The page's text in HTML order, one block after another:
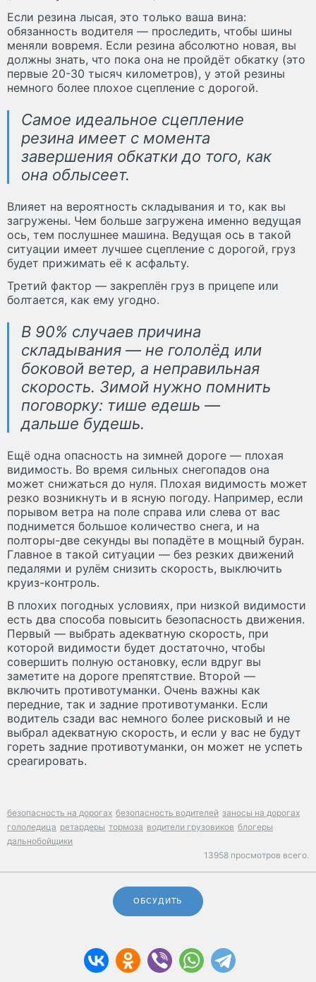
Если резина лысая, это только ваша вина:
обязанность водителя — проследить, чтобы шины
меняли вовремя. Если резина абсолютно новая, вы
должны знать, что пока она не пройдёт обкатку (это
первые 20-30 тысяч километров), у этой резины
немного более плохое сцепление с дорогой.
Самое идеальное сцепление
резина имеет с момента
завершения обкатки до того, как
она облысеет.
Влияет на вероятность складывания и то, как вы
загружены. Чем больше загружена именно ведущая
ось, тем послушнее машина. Ведущая ось в такой
ситуации имеет лучшее сцепление с дорогой, груз
будет прижимать её к асфальту.
Третий фактор — закреплён груз в прицепе или
болтается, как ему угодно.
В 90% случаев причина
складывания — не гололёд или
боковой ветер, а неправильная
скорость. Зимой нужно помнить
поговорку: тише едешь —
дальше будешь.
Ещё одна опасность на зимней дороге — плохая
видимость. Во время сильных снегопадов она
может снижаться до нуля. Плохая видимость может
резко возникнуть и в ясную погоду. Например, если
порывом ветра на поле справа или слева от вас
поднимется большое количество снега, и на
полторы-две секунды вы попадёте в мощный буран.
Главное в такой ситуации — без резких движений
педалями и рулём снизить скорость, выключить
круиз-контроль.
В плохих погодных условиях, при низкой видимости
есть два способа повысить безопасность движения.
Первый — выбрать адекватную скорость, при
которой видимости будет достаточно, чтобы
совершить полную остановку, если вдруг вы
заметите на дороге препятствие. Второй —
включить противотуманки. Очень важны как
передние, так и задние противотуманки. Если
водитель сзади вас немного более рисковый и не
выбрал адекватную скорость, и если у вас не будут
гореть задние противотуманки, он может не успеть
среагировать.
безопасность на дорогах безопасность водителей заносы на дорогах
гололедица ретардеры тормоза водители грузовиков блогеры
дальнобойщики
13958 просмотров всего.
ОБСУДИТЬ